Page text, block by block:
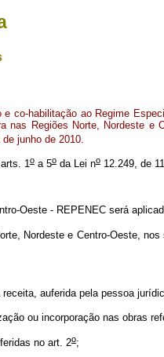
e co-habilitação ao Regime
nas Regiões Norte, Nordeste e
de junho de 2010.
1oa 5oda Lei no12.249, de
Oeste - REPENEC será
Nordeste e Centro-Oeste,
auferida pela pessoa
ou incorporação nas obras
no art. 2o;